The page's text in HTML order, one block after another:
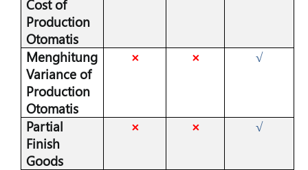
Cost of
Production
Otomatis
Menghitung
Variance of
Production
Otomatis
× × √
Partial
Finish
Goods
× × √